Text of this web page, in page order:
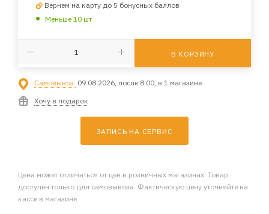
Вернем на карту до 5 бонусных баллов
Меньше 10 шт
В КОРЗИНУ
Самовывоз: 09.08.2026, после 8:00, в 1 магазине
Хочу в подарок
ЗАПИСЬ НА СЕРВИС
Цена может отличаться от цен в розничных магазинах. Товар
доступен только для самовывоза. Фактическую цену уточняйте на
кассе в магазине